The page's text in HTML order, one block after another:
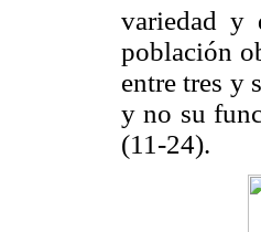
variedad y
población
entre tres y
y no su
(11-24).